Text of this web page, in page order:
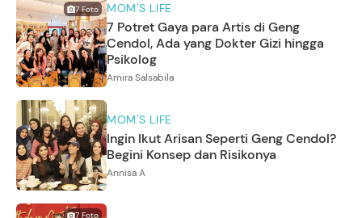
7Foto MOM'S LIFE
7 Potret Gaya para Artis di Geng
Cendol, Ada yang Dokter Gizi hingga
Psikolog
Amira Salsabila
MOM'S LIFE
Ingin Ikut Arisan Seperti Geng Cendol?
Begini Konsep dan Risikonya
Annisa A
7 Foto